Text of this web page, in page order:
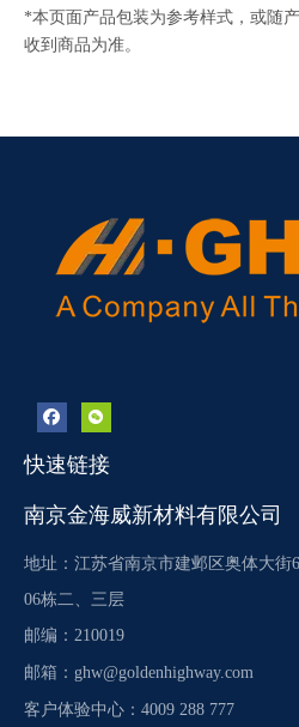
*本页面产品包装为参考样式，或随
收到商品为准。
快速链接
南京金海威新材料有限公司
地址：江苏省南京市建邺区奥体大街
06栋二、三层
邮编：210019
邮箱： ghw@goldenhighway.com
客户体验中心：4009 288 777